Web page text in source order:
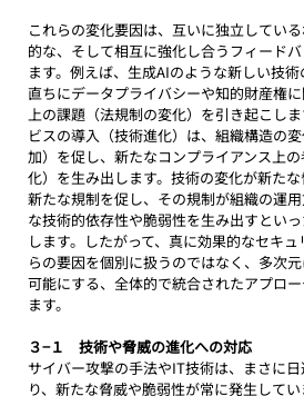
これらの変化要因は、互いに独立してい
的な、そして相互に強化し合うフィード
ます。例えば、生成AIのような新しい技術
直ちにデータプライバシーや知的財産権
上の課題（法規制の変化）を引き起こし
ビスの導入（技術進化）は、組織構造の
加）を促し、新たなコンプライアンス上
化）を生み出します。技術の変化が新た
新たな規制を促し、その規制が組織の運
な技術的依存性や脆弱性を生み出すとい
します。したがって、真に効果的なセキ
らの要因を個別に扱うのではなく、多次
可能にする、全体的で統合されたアプロ
ます。
３−１　技術や脅威の進化への対応
サイバー攻撃の手法やIT技術は、まさに
り、新たな脅威や脆弱性が常に発生して